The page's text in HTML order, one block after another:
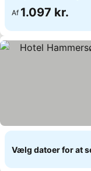
Af 1.097 kr.
Vælg datoer for at